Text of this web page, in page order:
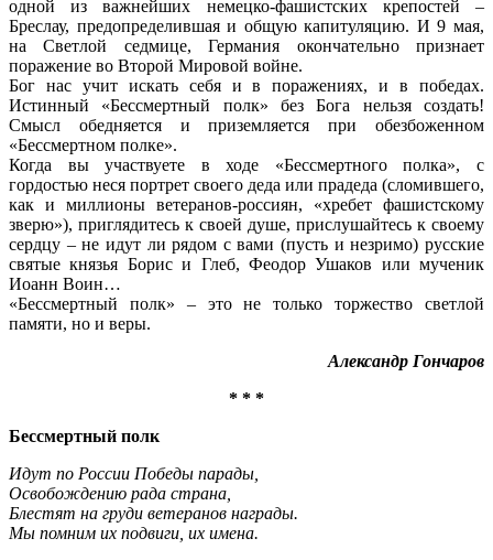
одной из важнейших немецко-фашистских крепостей –
Бреслау, предопределившая и общую капитуляцию. И 9 мая,
на Светлой седмице, Германия окончательно признает
поражение во Второй Мировой войне.
Бог нас учит искать себя и в поражениях, и в победах.
Истинный «Бессмертный полк» без Бога нельзя создать!
Смысл обедняется и приземляется при обезбоженном
«Бессмертном полке».
Когда вы участвуете в ходе «Бессмертного полка», с
гордостью неся портрет своего деда или прадеда (сломившего,
как и миллионы ветеранов-россиян, «хребет фашистскому
зверю»), приглядитесь к своей душе, прислушайтесь к своему
сердцу – не идут ли рядом с вами (пусть и незримо) русские
святые князья Борис и Глеб, Феодор Ушаков или мученик
Иоанн Воин…
«Бессмертный полк» – это не только торжество светлой
памяти, но и веры.
Александр Гончаров
* * *
Бессмертный полк
Идут по России Победы парады,
Освобождению рада страна,
Блестят на груди ветеранов награды.
Мы помним их подвиги, их имена.